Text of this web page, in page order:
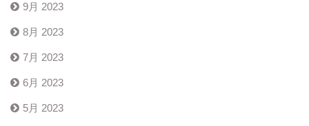
9月 2023
8月 2023
7月 2023
6月 2023
5月 2023